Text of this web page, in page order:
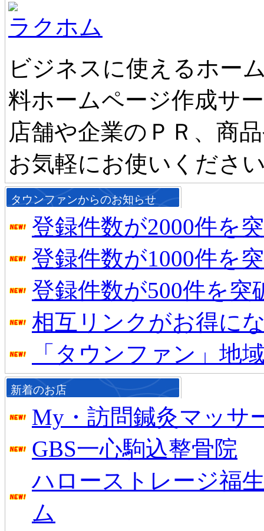
ラクホム
ビジネスに使えるホー
料ホームページ作成サ
店舗や企業のＰＲ、商
お気軽にお使いくださ
タウンファンからのお知らせ
登録件数が2000件を
登録件数が1000件を
登録件数が500件を突
相互リンクがお得に
「タウンファン」地
新着のお店
My・訪問鍼灸マッサ
GBS一心駒込整骨院
ハローストレージ福
ム